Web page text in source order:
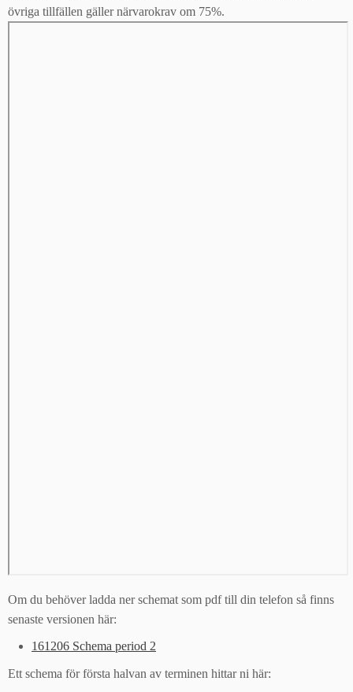
övriga tillfällen gäller närvarokrav om 75%.
Om du behöver ladda ner schemat som pdf till din telefon så finns
senaste versionen här:
161206 Schema period 2
Ett schema för första halvan av terminen hittar ni här: